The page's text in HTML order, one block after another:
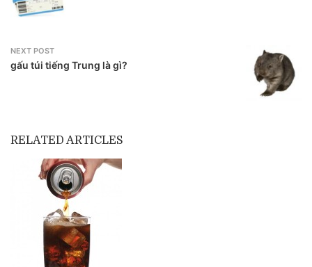
NEXT POST
gấu túi tiếng Trung là gì?
RELATED ARTICLES